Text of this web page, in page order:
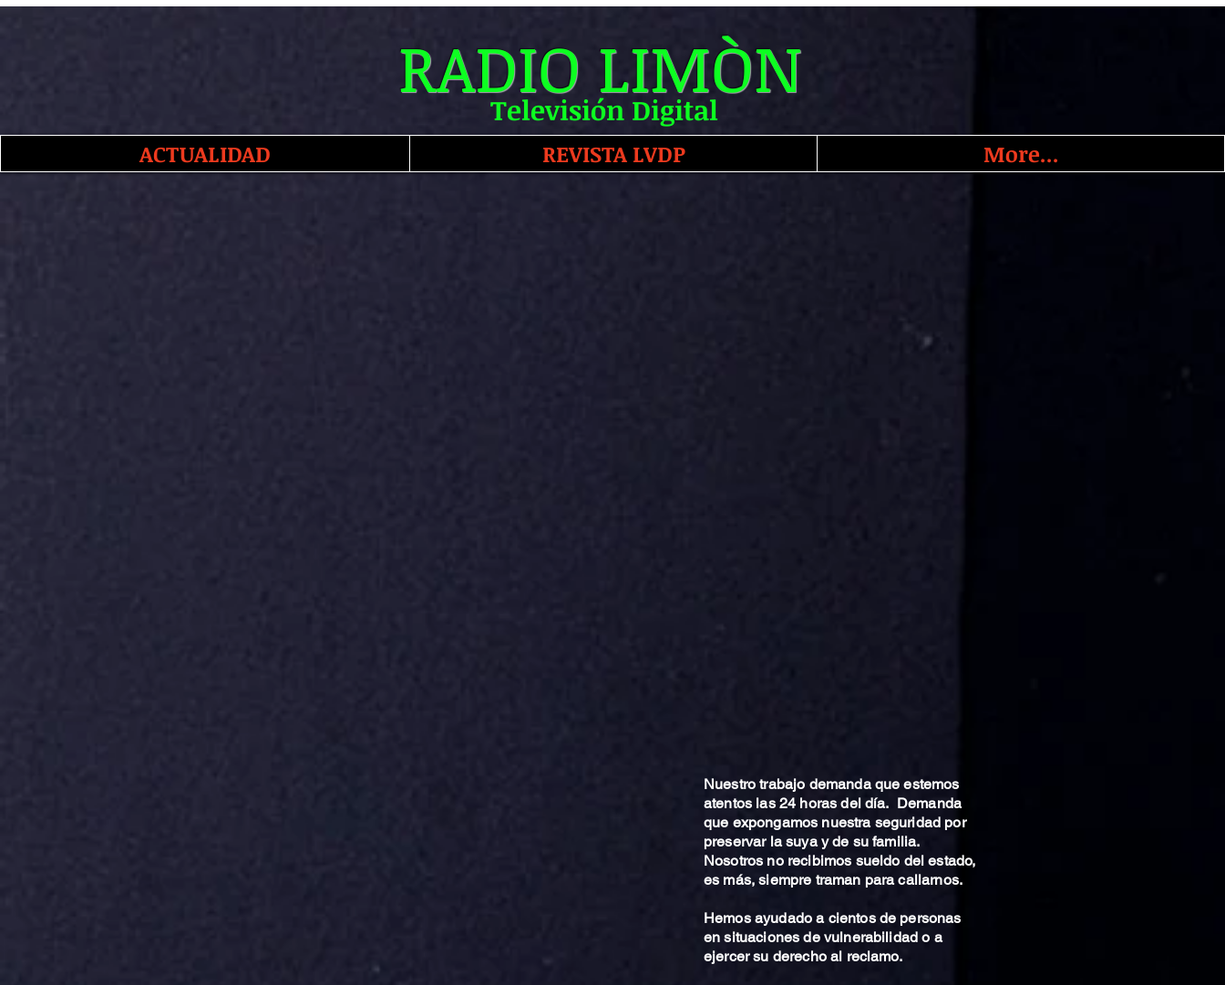
Nuestro trabajo demanda que estemos
atentos las 24 horas del día. Demanda
que expongamos nuestra seguridad por
preservar la suya y de su familia.
Nosotros no recibimos sueldo del estado,
es más, siempre traman para callarnos.
Hemos ayudado a cientos de personas
en situaciones de vulnerabilidad o a
ejercer su derecho al reclamo.
Televisión Digital
RADIO LIMÒN
ACTUALIDAD REVISTA LVDP More...